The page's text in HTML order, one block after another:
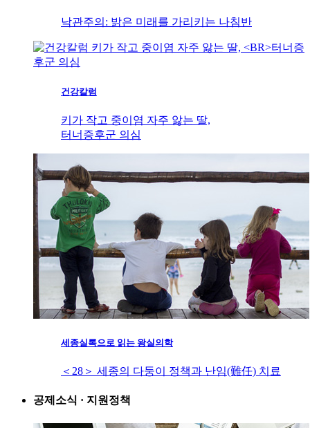
낙관주의: 밝은 미래를 가리키는 나침반
건강칼럼
키가 작고 중이염 자주 앓는 딸,
터너증후군 의심
세종실록으로 읽는 왕실의학
＜28＞ 세종의 다둥이 정책과 난임(難任) 치료
공제소식 · 지원정책